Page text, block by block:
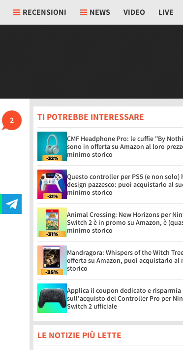
RECENSIONI NEWS VIDEO LIVE
2 TI POTREBBE INTERESSARE
CMF Headphone Pro: le cuffie "By
sono in offerta su Amazon al loro
minimo storico
Questo controller per PS5 (e non solo)
design pazzesco: puoi acquistarlo al
minimo storico
Animal Crossing: New Horizons per
Switch 2 è in promo su Amazon, è
minimo storico
Mandragora: Whispers of the Witch
offerta su Amazon, puoi acquistarlo al
storico
Applica il coupon dedicato e risparmia
sull'acquisto del Controller Pro per
Switch 2 ufficiale
LE NOTIZIE PIÙ LETTE